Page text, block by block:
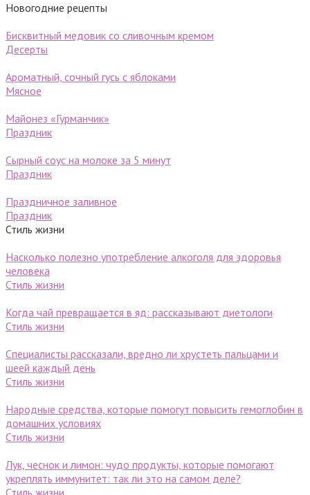
Новогодние рецепты
Бисквитный медовик со сливочным кремом
Десерты
Ароматный, сочный гусь с яблоками
Мясное
Майонез «Гурманчик»
Праздник
Сырный соус на молоке за 5 минут
Праздник
Праздничное заливное
Праздник
Стиль жизни
Насколько полезно употребление алкоголя для здоровья
человека
Стиль жизни
Когда чай превращается в яд: рассказывают диетологи
Стиль жизни
Специалисты рассказали, вредно ли хрустеть пальцами и
шеей каждый день
Стиль жизни
Народные средства, которые помогут повысить гемоглобин в
домашних условиях
Стиль жизни
Лук, чеснок и лимон: чудо продукты, которые помогают
укреплять иммунитет: так ли это на самом деле?
Стиль жизни